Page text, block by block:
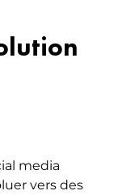
media
vers des